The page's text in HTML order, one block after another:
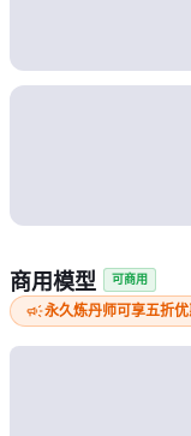
商用模型 可商用
campaign永久炼丹师可享五折